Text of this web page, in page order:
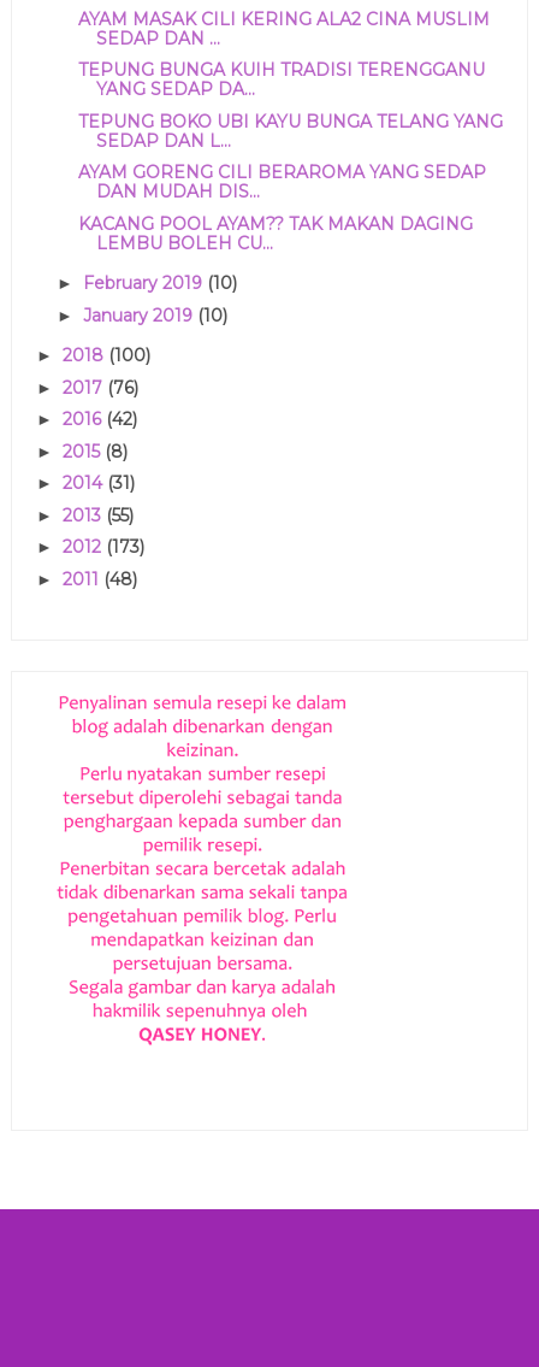
AYAM MASAK CILI KERING ALA2 CINA MUSLIM
SEDAP DAN ...
TEPUNG BUNGA KUIH TRADISI TERENGGANU
YANG SEDAP DA...
TEPUNG BOKO UBI KAYU BUNGA TELANG YANG
SEDAP DAN L...
AYAM GORENG CILI BERAROMA YANG SEDAP
DAN MUDAH DIS...
KACANG POOL AYAM?? TAK MAKAN DAGING
LEMBU BOLEH CU...
► February 2019 (10)
► January 2019 (10)
► 2018 (100)
► 2017 (76)
► 2016 (42)
► 2015 (8)
► 2014 (31)
► 2013 (55)
► 2012 (173)
► 2011 (48)